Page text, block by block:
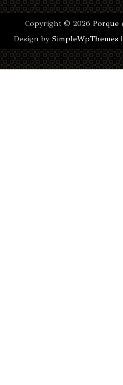
Copyright ©2026Porque
Design bySimpleWpThemes